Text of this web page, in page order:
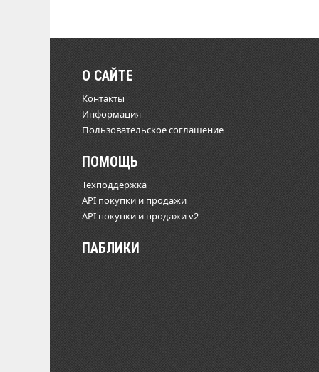
О САЙТЕ
Контакты
Информация
Пользовательское соглашение
ПОМОЩЬ
Техподдержка
API покупки и продажи
API покупки и продажи v2
ПАБЛИКИ